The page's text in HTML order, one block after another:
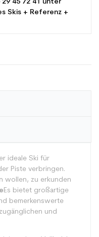
29 45 72 41 unter
Skis + Referenz +
ideale Ski für
Piste verbringen.
wollen, zu erkunden
Es bietet großartige
bemerkenswerte
und